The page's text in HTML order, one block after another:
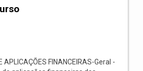
APLICAÇÕES FINANCEIRAS-Geral -